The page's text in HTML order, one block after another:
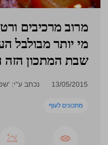
מרוב מרכיבים
מי יותר מבולבל
שבת המתכון הזה
13/05/2015 נכתב ע"י:
מתכונים לעוף